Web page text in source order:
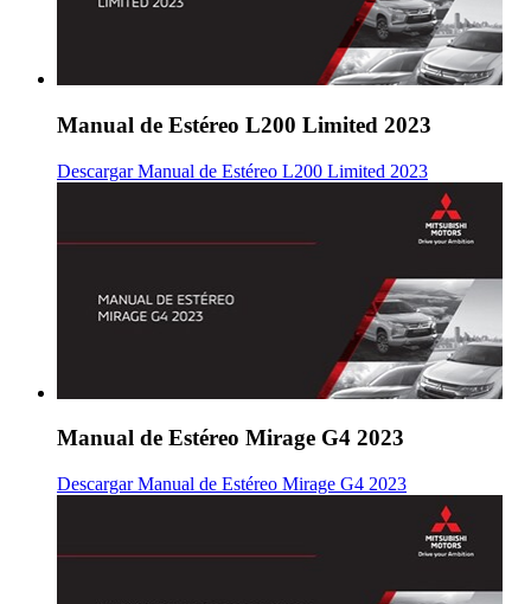
Manual de Estéreo L200 Limited 2023
Descargar Manual de Estéreo L200 Limited 2023
Manual de Estéreo Mirage G4 2023
Descargar Manual de Estéreo Mirage G4 2023